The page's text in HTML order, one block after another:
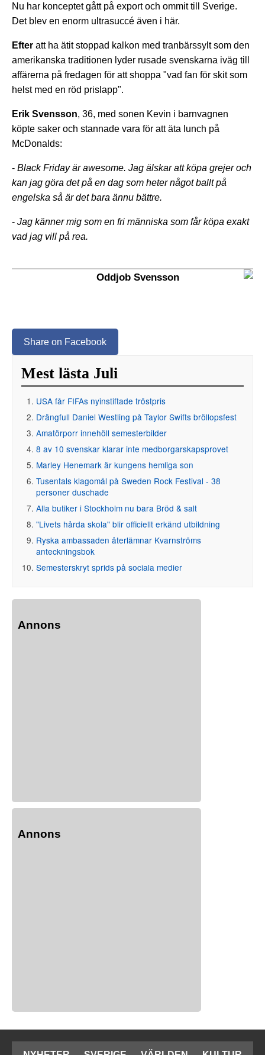
Nu har konceptet gått på export och ommit till Sverige.
Det blev en enorm ultrasuccé även i här.
Efter att ha ätit stoppad kalkon med tranbärssylt som den
amerikanska traditionen lyder rusade svenskarna iväg till
affärerna på fredagen för att shoppa "vad fan för skit som
helst med en röd prislapp".
Erik Svensson, 36, med sonen Kevin i barnvagnen
köpte saker och stannade vara för att äta lunch på
McDonalds:
- Black Friday är awesome. Jag älskar att köpa grejer och
kan jag göra det på en dag som heter något ballt på
engelska så är det bara ännu bättre.
- Jag känner mig som en fri människa som får köpa exakt
vad jag vill på rea.
Oddjob Svensson
Share on Facebook
Mest lästa Juli
USA får FIFAs nyinstiftade tröstpris
Drängfull Daniel Westling på Taylor Swifts bröllopsfest
Amatörporr innehöll semesterbilder
8 av 10 svenskar klarar inte medborgarskapsprovet
Marley Henemark är kungens hemliga son
Tusentals klagomål på Sweden Rock Festival - 38
personer duschade
Alla butiker i Stockholm nu bara Bröd & salt
"Livets hårda skola" blir officiellt erkänd utbildning
Ryska ambassaden återlämnar Kvarnströms
anteckningsbok
Semesterskryt sprids på sociala medier
Annons
Annons